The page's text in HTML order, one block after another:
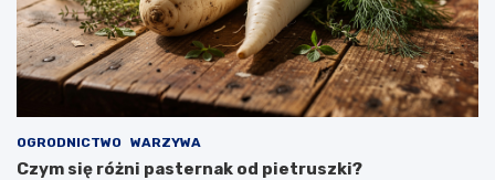
OGRODNICTWO WARZYWA
Czym się różni pasternak od pietruszki?